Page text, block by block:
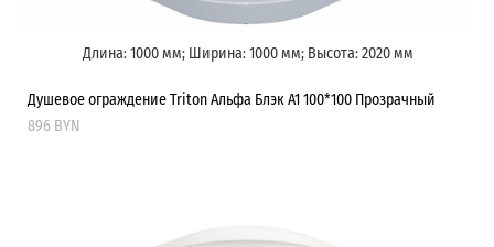
Длина: 1000 мм; Ширина: 1000 мм; Высота: 2020 мм
Душевое ограждение Triton Альфа Блэк А1 100*100 Прозрачный
896 BYN